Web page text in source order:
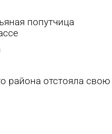
попутчица
района отстояла свою